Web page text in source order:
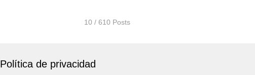
10 / 610 Posts
Política de privacidad